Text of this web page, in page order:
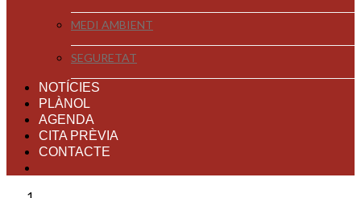
MEDI AMBIENT
SEGURETAT
NOTÍCIES
PLÀNOL
AGENDA
CITA PRÈVIA
CONTACTE